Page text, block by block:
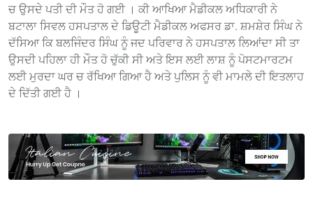
ਚ ਉਸਦੇ ਪਤੀ ਦੀ ਮੌਤ ਹੋ ਗਈ । ਕੀ ਆਖਿਆ ਮੈਡੀਕਲ ਅਧਿਕਾਰੀ ਨੇ
ਬਟਾਲਾ ਸਿਵਲ ਹਸਪਤਾਲ ਦੇ ਡਿਊਟੀ ਮੈਡੀਕਲ ਅਫਸਰ ਡਾ. ਸ਼ਮਸ਼ੇਰ ਸਿੰਘ ਨੇ
ਦੱਸਿਆ ਕਿ ਬਲਜਿੰਦਰ ਸਿੰਘ ਨੂੰ ਜਦ ਪਰਿਵਾਰ ਨੇ ਹਸਪਤਾਲ ਲਿਆਂਦਾ ਸੀ ਤਾ
ਉਸਦੀ ਪਹਿਲਾ ਹੀ ਮੌਤ ਹੋ ਚੁੱਕੀ ਸੀ ਅਤੇ ਇਸ ਲਈ ਲਾਸ਼ ਨੂੰ ਪੋਸਟਮਾਰਟਮ
ਲਈ ਮੁਰਦਾ ਘਰ ਚ ਰੱਖਿਆ ਗਿਆ ਹੈ ਅਤੇ ਪੁਲਿਸ ਨੂੰ ਵੀ ਮਾਮਲੇ ਦੀ ਇਤਲਾਹ
ਦੇ ਦਿੱਤੀ ਗਈ ਹੈ ।